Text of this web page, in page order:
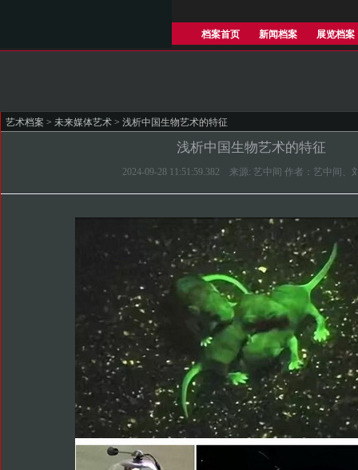
档案首页 新闻档案 展览档案
艺术档案 > 未来媒体艺术 > 浅析中国生物艺术的特征
浅析中国生物艺术的特征
2024-09-28 11:51:59.382 来源: 艺中间 作者：艺中间、